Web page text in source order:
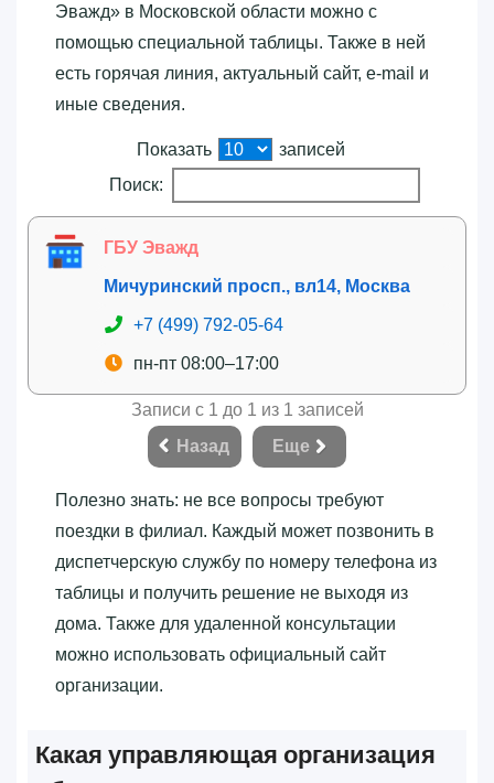
Эважд»‎ в Московской области можно с
помощью специальной таблицы. Также в ней
есть горячая линия, актуальный сайт, e-mail и
иные сведения.
Показать
записей
Поиск:
ГБУ Эважд
Мичуринский просп., вл14, Москва
+7 (499) 792-05-64
пн-пт 08:00–17:00
Записи с 1 до 1 из 1 записей
Назад
Еще
Полезно знать: не все вопросы требуют
поездки в филиал. Каждый может позвонить в
диспетчерскую службу по номеру телефона из
таблицы и получить решение не выходя из
дома. Также для удаленной консультации
можно использовать официальный сайт
организации.
Какая управляющая организация